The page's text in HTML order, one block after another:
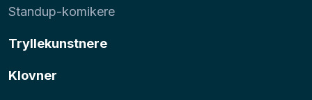
Standup-komikere
Tryllekunstnere
Klovner